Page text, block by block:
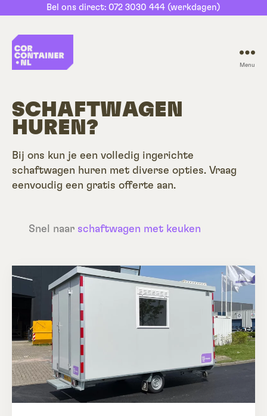
Bel ons direct: 072 3030 444 (werkdagen)
Menu
SCHAFTWAGEN
HUREN?
Bij ons kun je een volledig ingerichte
schaftwagen huren met diverse opties. Vraag
eenvoudig een gratis offerte aan.
Snel naar schaftwagen met keuken